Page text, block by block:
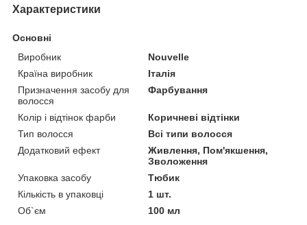
Характеристики
Основні
Виробник
Nouvelle
Країна виробник
Італія
Призначення засобу для
волосся
Фарбування
Колір і відтінок фарби
Коричневі відтінки
Тип волосся
Всі типи волосся
Додатковий ефект
Живлення, Пом'якшення,
Зволоження
Упаковка засобу
Тюбик
Кількість в упаковці
1 шт.
Об`єм
100 мл